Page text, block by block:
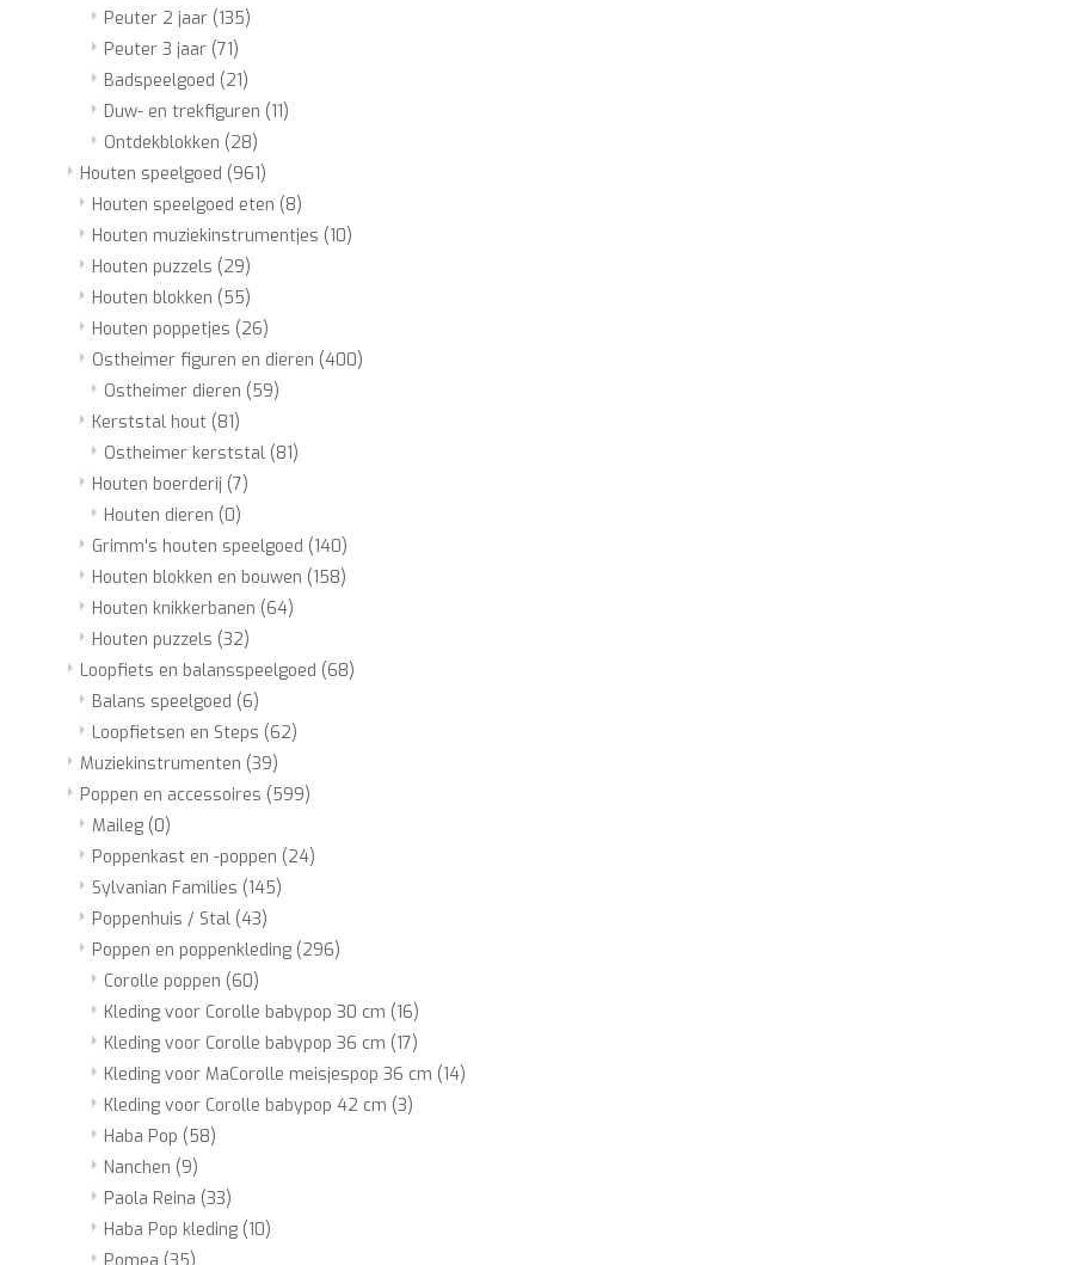
Peuter 2 jaar (135)
Peuter 3 jaar (71)
Badspeelgoed (21)
Duw- en trekfiguren (11)
Ontdekblokken (28)
Houten speelgoed (961)
Houten speelgoed eten (8)
Houten muziekinstrumentjes (10)
Houten puzzels (29)
Houten blokken (55)
Houten poppetjes (26)
Ostheimer figuren en dieren (400)
Ostheimer dieren (59)
Kerststal hout (81)
Ostheimer kerststal (81)
Houten boerderij (7)
Houten dieren (0)
Grimm's houten speelgoed (140)
Houten blokken en bouwen (158)
Houten knikkerbanen (64)
Houten puzzels (32)
Loopfiets en balansspeelgoed (68)
Balans speelgoed (6)
Loopfietsen en Steps (62)
Muziekinstrumenten (39)
Poppen en accessoires (599)
Maileg (0)
Poppenkast en -poppen (24)
Sylvanian Families (145)
Poppenhuis / Stal (43)
Poppen en poppenkleding (296)
Corolle poppen (60)
Kleding voor Corolle babypop 30 cm (16)
Kleding voor Corolle babypop 36 cm (17)
Kleding voor MaCorolle meisjespop 36 cm (14)
Kleding voor Corolle babypop 42 cm (3)
Haba Pop (58)
Nanchen (9)
Paola Reina (33)
Haba Pop kleding (10)